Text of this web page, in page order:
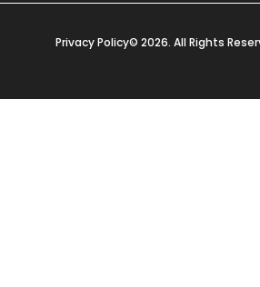
Privacy Policy© 2026. All Rights